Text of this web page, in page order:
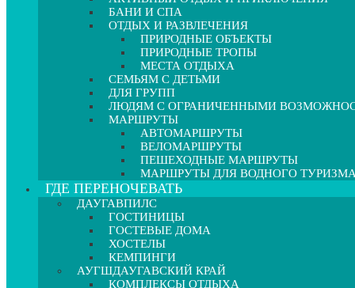
БАНИ И СПА
ОТДЫХ И РАЗВЛЕЧЕНИЯ
ПРИРОДНЫЕ ОБЪЕКТЫ
ПРИРОДНЫЕ ТРОПЫ
МЕСТА ОТДЫХА
СЕМЬЯМ С ДЕТЬМИ
ДЛЯ ГРУПП
ЛЮДЯМ С ОГРАНИЧЕННЫМИ
МАРШРУТЫ
АВТОМАРШРУТЫ
ВЕЛОМАРШРУТЫ
ПЕШЕХОДНЫЕ МАРШРУТЫ
МАРШРУТЫ ДЛЯ ВОДНОГО ТУРИЗМА
ГДЕ ПЕРЕНОЧЕВАТЬ
ДАУГАВПИЛС
ГОСТИНИЦЫ
ГОСТЕВЫЕ ДОМА
ХОСТЕЛЫ
КЕМПИНГИ
АУГШДАУГАВСКИЙ КРАЙ
КОМПЛЕКСЫ ОТДЫХА